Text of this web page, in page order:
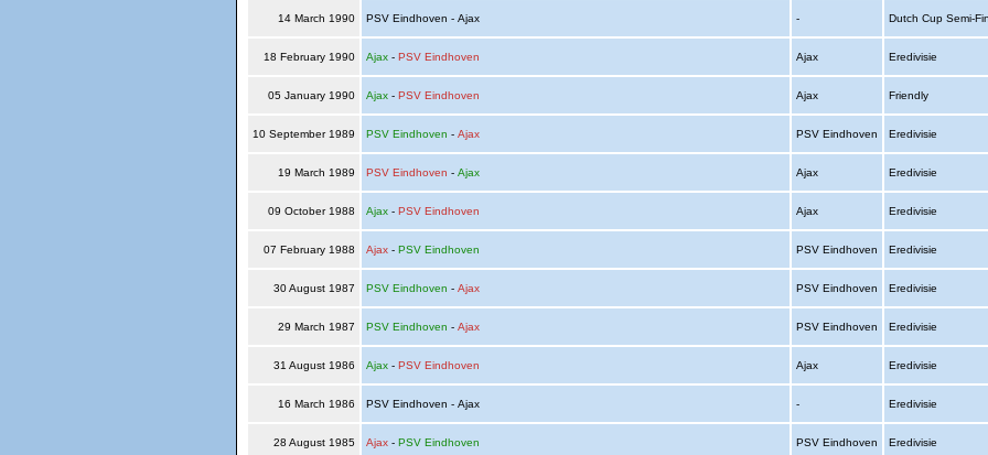
14 March 1990 PSV Eindhoven - Ajax - Dutch Cup Semi-
18 February 1990 Ajax- PSV Eindhoven Ajax Eredivisie
05 January 1990 Ajax- PSV Eindhoven Ajax Friendly
10 September 1989 PSV Eindhoven - Ajax PSV Eindhoven Eredivisie
19 March 1989 PSV Eindhoven - Ajax Ajax Eredivisie
09 October 1988 Ajax- PSV Eindhoven Ajax Eredivisie
07 February 1988 Ajax- PSV Eindhoven PSV Eindhoven Eredivisie
30 August 1987 PSV Eindhoven - Ajax PSV Eindhoven Eredivisie
29 March 1987 PSV Eindhoven - Ajax PSV Eindhoven Eredivisie
31 August 1986 Ajax- PSV Eindhoven Ajax Eredivisie
16 March 1986 PSV Eindhoven - Ajax - Eredivisie
28 August 1985 Ajax- PSV Eindhoven PSV Eindhoven Eredivisie